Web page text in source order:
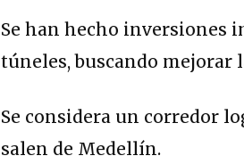
Se han hecho inversiones
túneles, buscando mejorar
Se considera un corredor
salen de Medellín.